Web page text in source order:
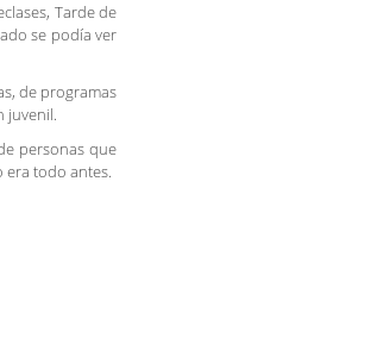
Tarde de
se podía ver
de programas
juvenil.
personas que
era todo antes.